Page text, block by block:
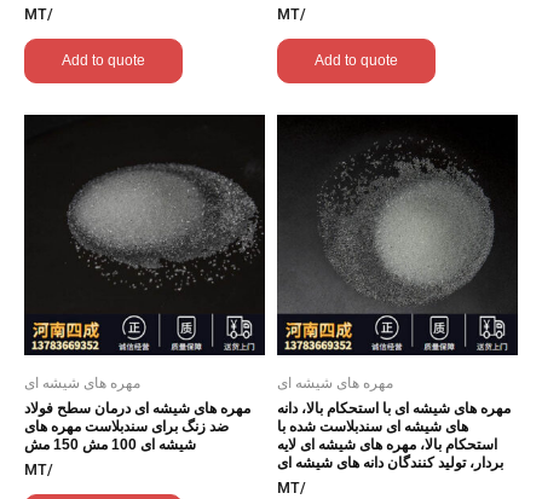
/MT
Add to quote
/MT
Add to quote
مهره های شیشه ای
مهره های شیشه ای با استحکام بالا، دانه
های شیشه ای سندبلاست شده با
استحکام بالا، مهره های شیشه ای لایه
بردار، تولید کنندگان دانه های شیشه ای
/MT
مهره های شیشه ای
مهره های شیشه ای درمان سطح فولاد
ضد زنگ برای سندبلاست مهره های
شیشه ای 100 مش 150 مش
/MT